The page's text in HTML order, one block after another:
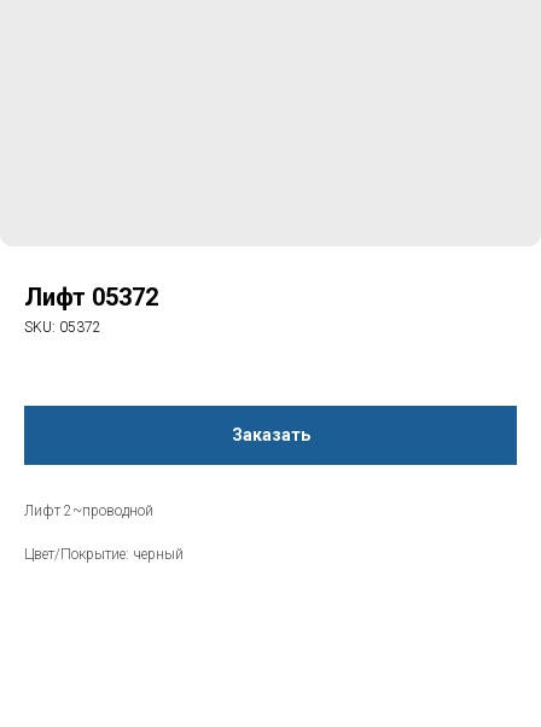
Лифт 05372
SKU: 05372
Заказать
Лифт 2~проводной
Цвет/Покрытие: черный